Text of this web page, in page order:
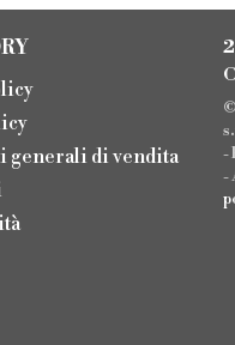
generali di vendita
-
-